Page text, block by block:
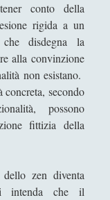
impolitico d'un
La
della
la
conto della
rigida a un
che disdegna la
alla convinzione
non esistano.
concreta, secondo
possono
fittizia della
zen diventa
intenda che il